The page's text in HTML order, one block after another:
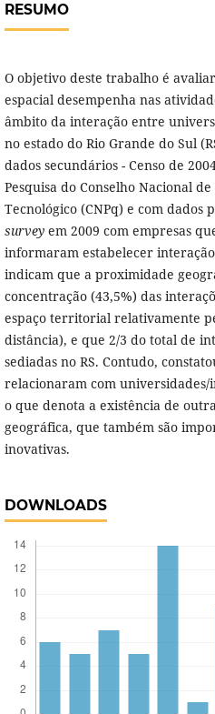
RESUMO
O objetivo deste trabalho é
espacial desempenha nas
âmbito da interação entre
no estado do Rio Grande do Sul
dados secundários - Censo de
Pesquisa do Conselho Nacional
Tecnológico (CNPq) e com dados
surveyem 2009 com empresas
informaram estabelecer
indicam que a proximidade
concentração (43,5%) das
espaço territorial relativamente
distância), e que 2/3 do total de
sediadas no RS. Contudo,
relacionaram com universidades/
o que denota a existência de
geográfica, que também são
inovativas.
DOWNLOADS